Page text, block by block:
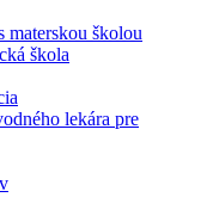
materskou školou
škola
lekára pre